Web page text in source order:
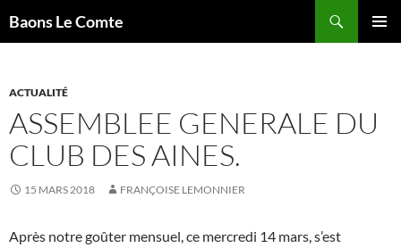
auBaons Le Comte
ACTUALITÉ
ASSEMBLEE GENERALE DU
CLUB DES AINES.
15 MARS 2018 FRANÇOISE LEMONNIER
Après notre goûter mensuel, ce mercredi 14 mars, s’est